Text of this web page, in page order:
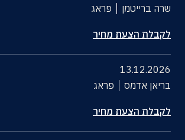
שרה ברייטמן
פראג
לקבלת הצעת מחיר
13.12.2026
בריאן אדמס
פראג
לקבלת הצעת מחיר